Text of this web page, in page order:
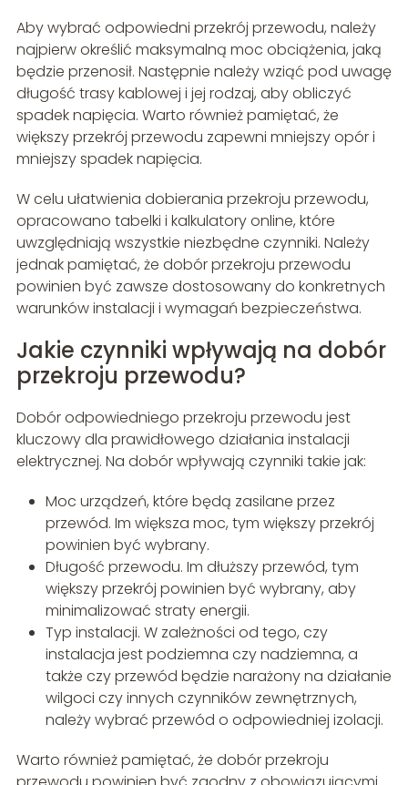
Aby wybrać odpowiedni przekrój przewodu, należy
najpierw określić maksymalną moc obciążenia, jaką
będzie przenosił. Następnie należy wziąć pod uwagę
długość trasy kablowej i jej rodzaj, aby obliczyć
spadek napięcia. Warto również pamiętać, że
większy przekrój przewodu zapewni mniejszy opór i
mniejszy spadek napięcia.
W celu ułatwienia dobierania przekroju przewodu,
opracowano tabelki i kalkulatory online, które
uwzględniają wszystkie niezbędne czynniki. Należy
jednak pamiętać, że dobór przekroju przewodu
powinien być zawsze dostosowany do konkretnych
warunków instalacji i wymagań bezpieczeństwa.
Jakie czynniki wpływają na dobór
przekroju przewodu?
Dobór odpowiedniego przekroju przewodu jest
kluczowy dla prawidłowego działania instalacji
elektrycznej. Na dobór wpływają czynniki takie jak:
Moc urządzeń, które będą zasilane przez
przewód. Im większa moc, tym większy przekrój
powinien być wybrany.
Długość przewodu. Im dłuższy przewód, tym
większy przekrój powinien być wybrany, aby
minimalizować straty energii.
Typ instalacji. W zależności od tego, czy
instalacja jest podziemna czy nadziemna, a
także czy przewód będzie narażony na działanie
wilgoci czy innych czynników zewnętrznych,
należy wybrać przewód o odpowiedniej izolacji.
Warto również pamiętać, że dobór przekroju